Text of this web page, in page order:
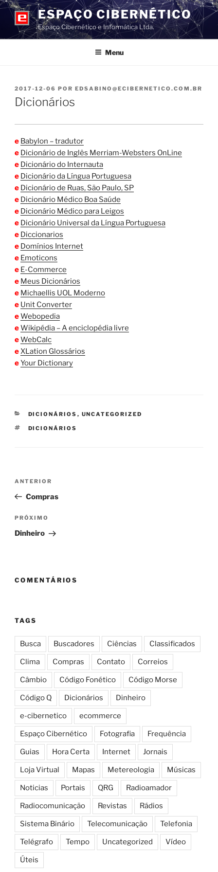
Pular
para
conteúdo
ESPAÇO CIBERNÉTICO
Espaço Cibernético e Informática Ltda.
Menu
PUBLICADO
EM
2017-12-06 POR EDSABINO@ECIBERNETICO.COM.BR
Dicionários
e Babylon – tradutor
e Dicionário de Inglês Merriam-Websters OnLine
e Dicionário do Internauta
e Dicionário da Língua Portuguesa
e Dicionário de Ruas, São Paulo, SP
e Dicionário Médico Boa Saúde
e Dicionário Médico para Leigos
e Dicionário Universal da Língua Portuguesa
e Diccionarios
e Domínios Internet
e Emoticons
e E-Commerce
e Meus Dicionários
e Michaellis UOL Moderno
e Unit Converter
eWebopedia
eWikipédia – A enciclopédia livre
eWebCalc
eXLation Glossários
eYour Dictionary
CATEGORIAS
DICIONÁRIOS , UNCATEGORIZED
TAGS
DICIONÁRIOS
Post
Post
anterior
ANTERIOR
Compras
Próximo
post
PRÓXIMO
Dinheiro
COMENTÁRIOS
TAGS
Busca Buscadores Ciências Classificados
Clima Compras Contato Correios
Câmbio Código Fonético Código Morse
Código Q Dicionários Dinheiro
e-cibernetico ecommerce
Espaço Cibernético Fotografia Frequência
Guias Hora Certa Internet Jornais
Loja Virtual Mapas Metereologia Músicas
Noticias Portais QRG Radioamador
Radiocomunicação Revistas Rádios
Sistema Binário Telecomunicação Telefonia
Telégrafo Tempo Uncategorized Vídeo
Úteis